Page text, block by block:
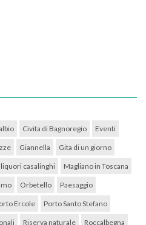
Civita di Bagnoregio Eventi
Giannella Gita di un giorno
liquori casalinghi Magliano in Toscana
Orbetello Paesaggio
Ercole Porto Santo Stefano
Riserva naturale Roccalbegna